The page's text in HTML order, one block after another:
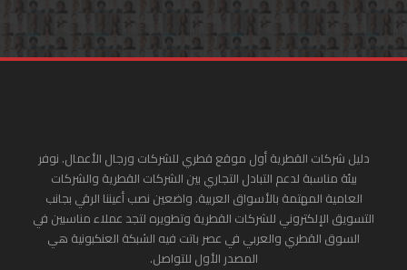
دليل شركات القطرية أول موقع قطري للشركات ورجال الأعمال. نوفر
بيئة مناسبة لدعم التبادل التجاري بين الشركات القطرية والشركات
العامية المهتمة بالأسواق العربية. واضعين نصب أعيننا الرقي بجانب
التسويق الإلكتروني للشركات القطرية وتطويره لتجد عملاء مناسبين في
السوق القطري والعربي في عصر باتت فيه الشبكة العنكبونية هي
المصدر الأول للتواصل.